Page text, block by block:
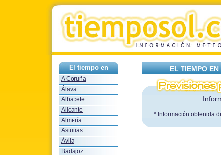
El tiempo en
A Coruña
Álava
Albacete
Alicante
Almería
Asturias
Ávila
Badajoz
EL TIEMPO EN
* Información obtenida